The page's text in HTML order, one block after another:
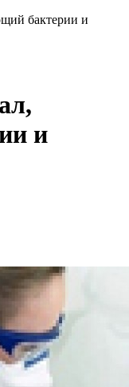
бактерии и
и